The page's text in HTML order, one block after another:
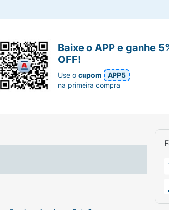
Baixe o APP e ganhe
OFF!
Use ocupom
APP5
na primeira compra